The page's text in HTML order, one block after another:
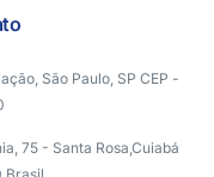
São Paulo, SP CEP -
75 - Santa Rosa,Cuiabá